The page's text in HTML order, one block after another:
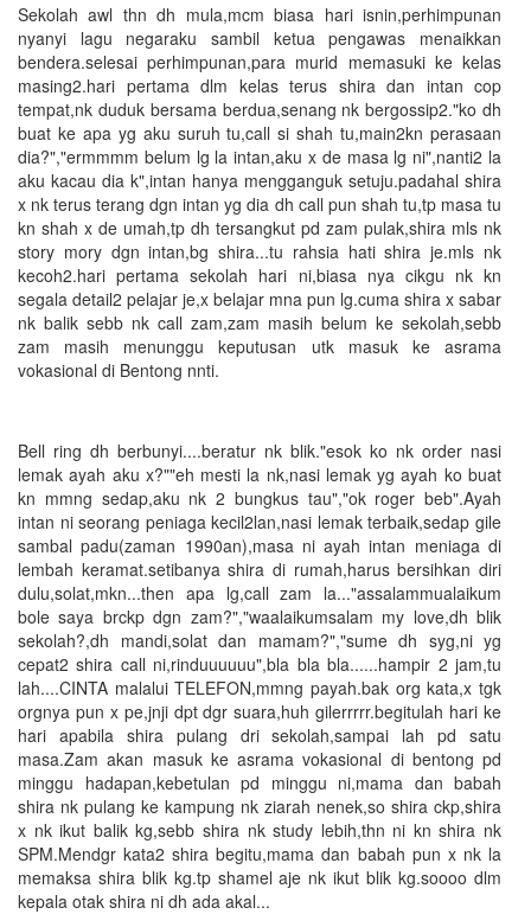
Sekolah awl thn dh mula,mcm biasa hari isnin,perhimpunan
nyanyi lagu negaraku sambil ketua pengawas menaikkan
bendera.selesai perhimpunan,para murid memasuki ke kelas
masing2.hari pertama dlm kelas terus shira dan intan cop
tempat,nk duduk bersama berdua,senang nk bergossip2."ko dh
buat ke apa yg aku suruh tu,call si shah tu,main2kn perasaan
dia?","ermmmm belum lg la intan,aku x de masa lg ni",nanti2 la
aku kacau dia k",intan hanya mengganguk setuju.padahal shira
x nk terus terang dgn intan yg dia dh call pun shah tu,tp masa tu
kn shah x de umah,tp dh tersangkut pd zam pulak,shira mls nk
story mory dgn intan,bg shira...tu rahsia hati shira je.mls nk
kecoh2.hari pertama sekolah hari ni,biasa nya cikgu nk kn
segala detail2 pelajar je,x belajar mna pun lg.cuma shira x sabar
nk balik sebb nk call zam,zam masih belum ke sekolah,sebb
zam masih menunggu keputusan utk masuk ke asrama
vokasional di Bentong nnti.
Bell ring dh berbunyi....beratur nk blik."esok ko nk order nasi
lemak ayah aku x?""eh mesti la nk,nasi lemak yg ayah ko buat
kn mmng sedap,aku nk 2 bungkus tau","ok roger beb".Ayah
intan ni seorang peniaga kecil2lan,nasi lemak terbaik,sedap gile
sambal padu(zaman 1990an),masa ni ayah intan meniaga di
lembah keramat.setibanya shira di rumah,harus bersihkan diri
dulu,solat,mkn...then apa lg,call zam la..."assalammualaikum
bole saya brckp dgn zam?","waalaikumsalam my love,dh blik
sekolah?,dh mandi,solat dan mamam?","sume dh syg,ni yg
cepat2 shira call ni,rinduuuuuu",bla bla bla......hampir 2 jam,tu
lah....CINTA malalui TELEFON,mmng payah.bak org kata,x tgk
orgnya pun x pe,jnji dpt dgr suara,huh gilerrrrr.begitulah hari ke
hari apabila shira pulang dri sekolah,sampai lah pd satu
masa.Zam akan masuk ke asrama vokasional di bentong pd
minggu hadapan,kebetulan pd minggu ni,mama dan babah
shira nk pulang ke kampung nk ziarah nenek,so shira ckp,shira
x nk ikut balik kg,sebb shira nk study lebih,thn ni kn shira nk
SPM.Mendgr kata2 shira begitu,mama dan babah pun x nk la
memaksa shira blik kg.tp shamel aje nk ikut blik kg.soooo dlm
kepala otak shira ni dh ada akal...